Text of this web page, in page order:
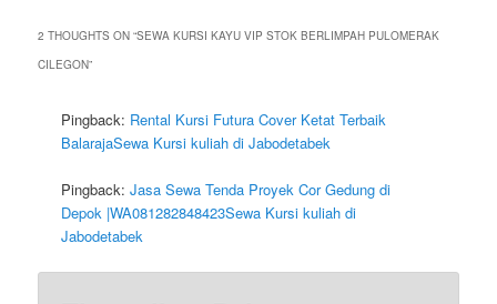
2 THOUGHTS ON “SEWA KURSI KAYU VIP STOK BERLIMPAH PULOMERAK
CILEGON”
Pingback: Rental Kursi Futura Cover Ketat Terbaik
BalarajaSewa Kursi kuliah di Jabodetabek
Pingback:Jasa Sewa Tenda Proyek Cor Gedung di
Depok |WA081282848423Sewa Kursi kuliah di
Jabodetabek